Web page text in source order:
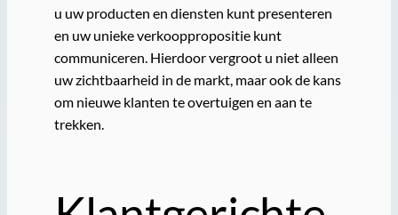
u uw producten en diensten kunt presenteren
en uw unieke verkooppropositie kunt
communiceren. Hierdoor vergroot u niet alleen
uw zichtbaarheid in de markt, maar ook de kans
om nieuwe klanten te overtuigen en aan te
trekken.